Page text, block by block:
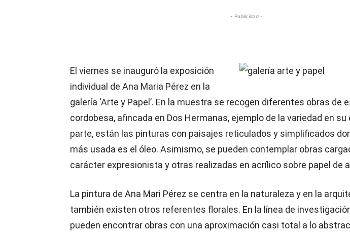
- Publicidad -
El viernes se inauguró la exposición
individual de Ana Maria Pérez en la
galería ‘Arte y Papel’. En la muestra se recogen diferentes obras de
cordobesa, afincada en Dos Hermanas, ejemplo de la variedad en su
parte, están las pinturas con paisajes reticulados y simplificados
más usada es el óleo. Asimismo, se pueden contemplar obras
carácter expresionista y otras realizadas en acrílico sobre papel de
La pintura de Ana Mari Pérez se centra en la naturaleza y en la
también existen otros referentes florales. En la línea de
pueden encontrar obras con una aproximación casi total a lo